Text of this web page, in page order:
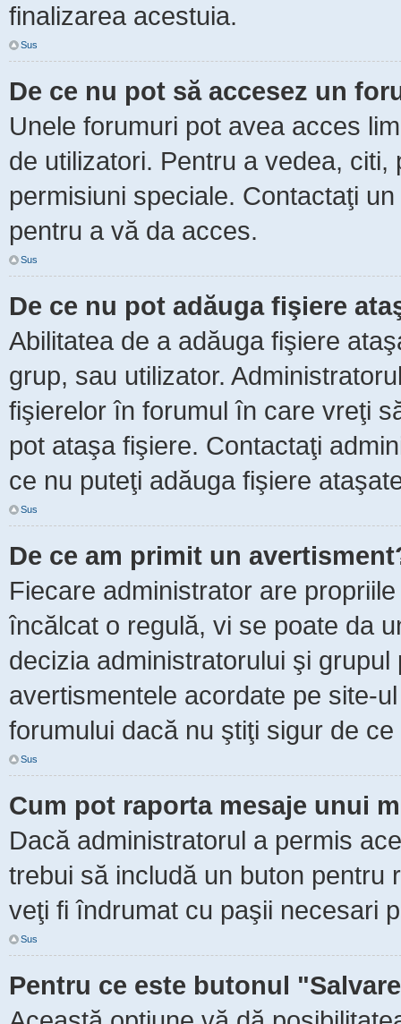
finalizarea acestuia.
Sus
De ce nu pot să accesez un
Unele forumuri pot avea acces
de utilizatori. Pentru a vedea,
permisiuni speciale. Contactaţi
pentru a vă da acces.
Sus
De ce nu pot adăuga fişiere
Abilitatea de a adăuga fişiere
grup, sau utilizator.
fişierelor în forumul în care vreţi
pot ataşa fişiere. Contactaţi
ce nu puteţi adăuga fişiere
Sus
De ce am primit un
Fiecare administrator are
încălcat o regulă, vi se poate da
decizia administratorului şi
avertismentele acordate pe site-
forumului dacă nu ştiţi sigur de
Sus
Cum pot raporta mesaje unui
Dacă administratorul a permis
trebui să includă un buton pentru
veţi fi îndrumat cu paşii necesari
Sus
Pentru ce este butonul